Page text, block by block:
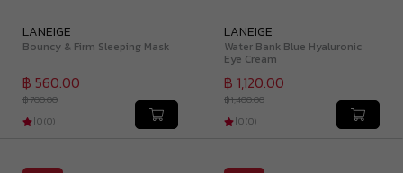
LANEIGE
Bouncy & Firm Sleeping Mask
฿ 560.00
฿ 700.00
|0(0)
LANEIGE
Water Bank Blue Hyaluronic
Eye Cream
฿ 1,120.00
฿ 1,400.00
|0(0)